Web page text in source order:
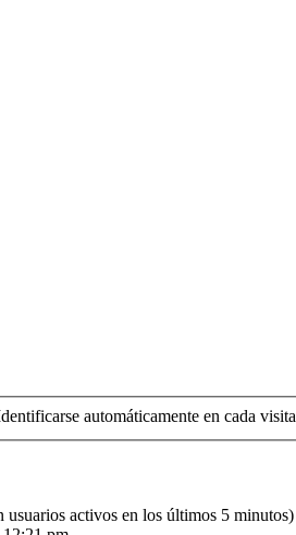
automáticamente en cada visita
activos en los últimos 5 minutos)